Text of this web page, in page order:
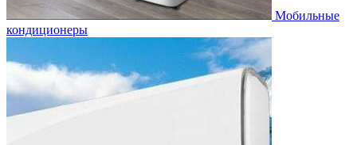
Мобильные
кондиционеры